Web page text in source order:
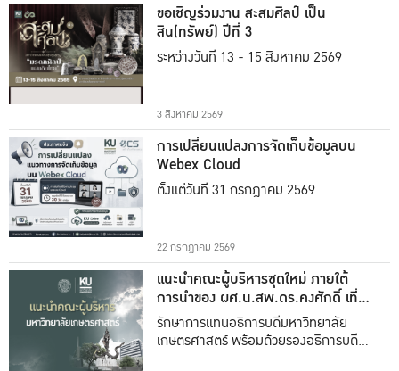
ขอเชิญร่วมงาน สะสมศิลป์ เป็น
สิน(ทรัพย์) ปีที่ 3
ระหว่างวันที่ 13 - 15 สิงหาคม 2569
3 สิงหาคม 2569
การเปลี่ยนแปลงการจัดเก็บข้อมูลบน
Webex Cloud
ตั้งแต่วันที่ 31 กรกฎาคม 2569
22 กรกฎาคม 2569
แนะนำคณะผู้บริหารชุดใหม่ ภายใต้
การนำของ ผศ.น.สพ.ดร.คงศักดิ์ เที่ยง
ธรรม
รักษาการแทนอธิการบดีมหาวิทยาลัย
เกษตรศาสตร์ พร้อมด้วยรองอธิการบดีทั้ง